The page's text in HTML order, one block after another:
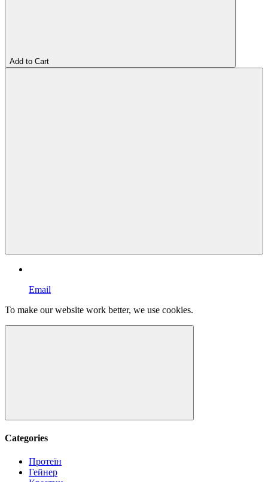
Add to Cart
Email
To make our website work better, we use cookies.
Categories
Протеїн
Гейнер